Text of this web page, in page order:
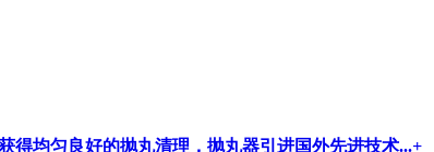
得均匀良好的抛丸清理，抛丸器引进国外先进技术...+